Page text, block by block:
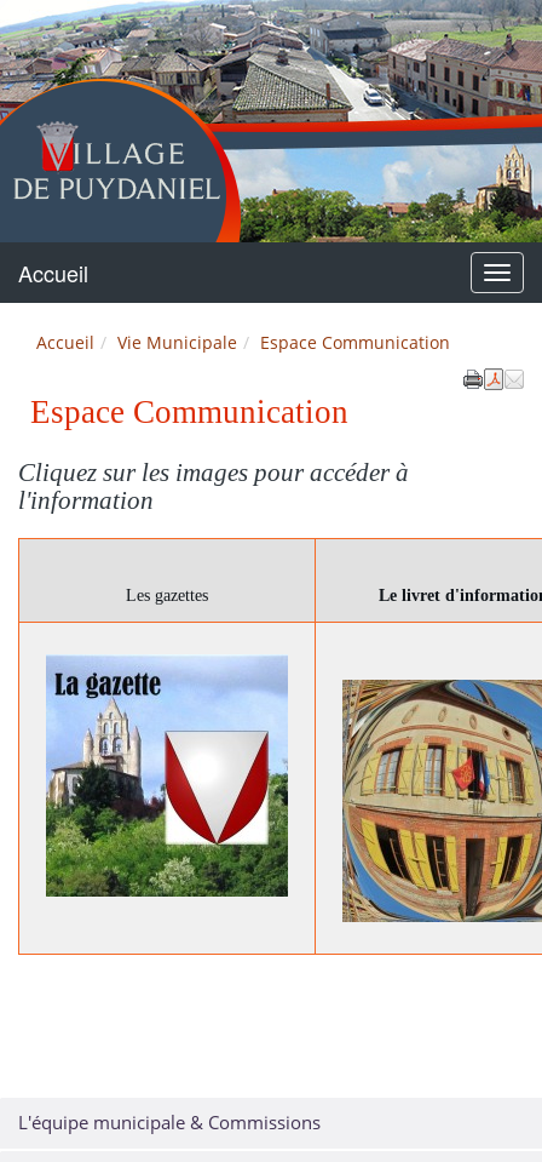
Puydaniel
Menu
Accueil
Accueil Vie Municipale Espace Communication
Espace Communication
Cliquez sur les images pour accéder à
l'information
Les gazettes Le livret
L'équipe municipale & Commissions